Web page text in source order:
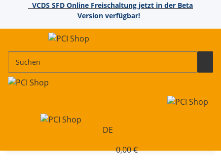
VCDS SFD Online Freischaltung jetzt in der Beta
Version verfügbar!
DE
0,00 €